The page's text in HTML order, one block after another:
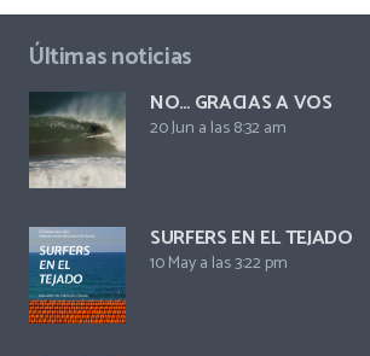
Últimas noticias
NO… GRACIAS A VOS
20 Jun a las 8:32 am
SURFERS EN EL TEJADO
10 May a las 3:22 pm